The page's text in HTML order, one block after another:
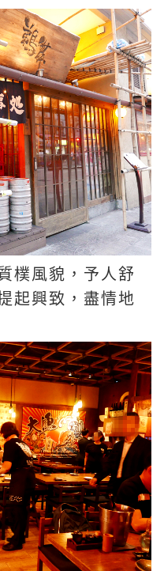
樸風貌，予人舒
起興致，盡情地